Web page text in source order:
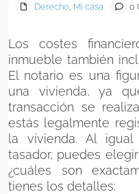
Derecho Mi casa 0
Los costes
inmueble también
El notario es una
una vivienda, ya
transacción se
estás legalmente
la vivienda. Al
tasador, puedes
¿cuáles son
tienes los detalles: